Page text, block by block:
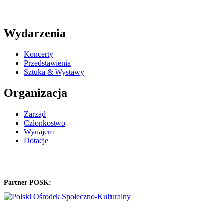
Wydarzenia
Koncerty
Przedstawienia
Sztuka & Wystawy
Organizacja
Zarząd
Członkostwo
Wynajem
Dotacje
Partner POSK: